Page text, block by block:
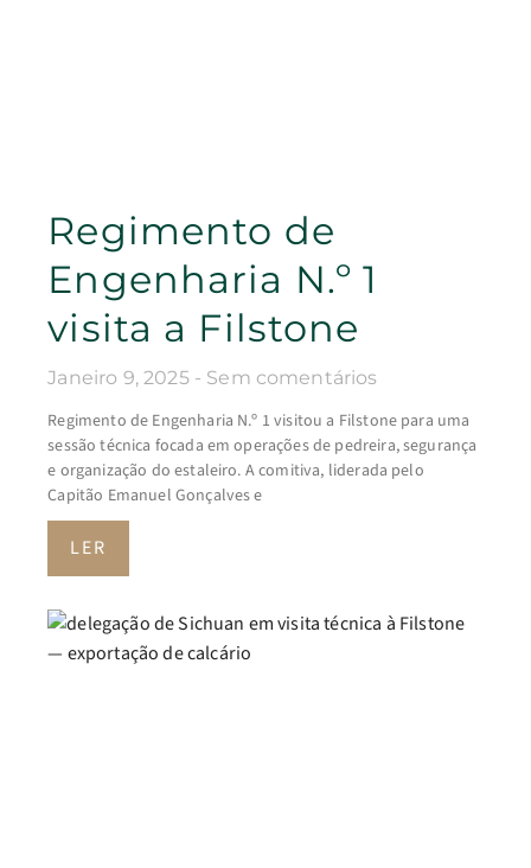
Regimento de
Engenharia N.º 1
visita a Filstone
Janeiro 9, 2025 Sem comentários
Regimento de Engenharia N.º 1 visitou a Filstone para uma
sessão técnica focada em operações de pedreira, segurança
e organização do estaleiro. A comitiva, liderada pelo
Capitão Emanuel Gonçalves e
LER